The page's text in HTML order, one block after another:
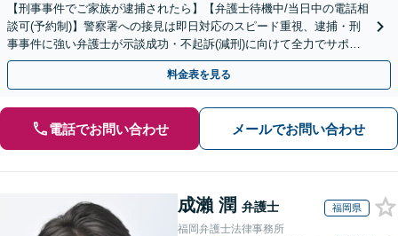
【刑事事件でご家族が逮捕されたら】【弁護士待機中/当日中の電話相
談可(予約制)】警察署への接見は即日対応のスピード重視、逮捕・刑
事事件に強い弁護士が示談成功・不起訴(減刑)に向けて全力でサポー
トします。【加害者側の相談専門】
料金表を見る
電話でお問い合わせ メールでお問い合わせ
成瀨 潤 弁護士 福岡県
福岡弁護士法律事務所